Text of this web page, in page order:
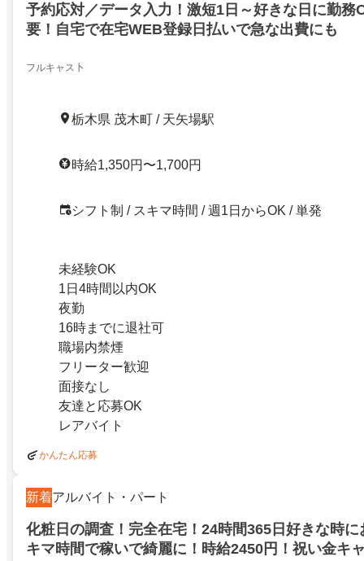
予約応対／データ入力！激短1日～好きな日に勤務
要！自宅で在宅WEB登録日払いで急な出費にも
フルキャス卜
栃木県 茂木町 / 天矢場駅
時給1,350円〜1,700円
シフト制 / スキマ時間 / 週1日からOK / 単発
未経験OK
1日4時間以内OK
夜勤
16時までに退社可
職場内禁煙
フリーター歓迎
面接なし
友達と応募OK
レアバイト
かんたん応募
新着アルバイト・パート
化粧日の調査！完全在宅！24時間365日好きな時
キマ時間で稼いで綺麗に！時給2450円！祝い金キ